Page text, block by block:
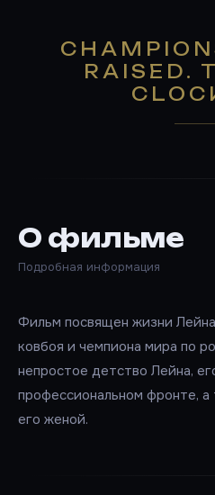
RAISED.
О фильме
Подробная информация
Фильм посвящен жизни
ковбоя и чемпиона мира по
непростое детство Лейна,
профессиональном фронте,
его женой.